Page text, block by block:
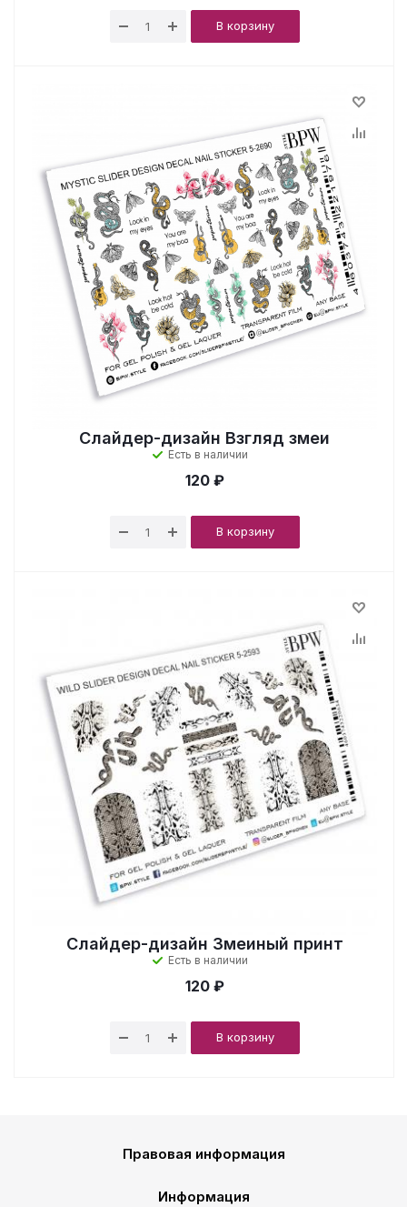
В корзину
Слайдер-дизайн Взгляд змеи
Есть в наличии
120 ₽
В корзину
Слайдер-дизайн Змеиный принт
Есть в наличии
120 ₽
В корзину
Правовая информация
Информация